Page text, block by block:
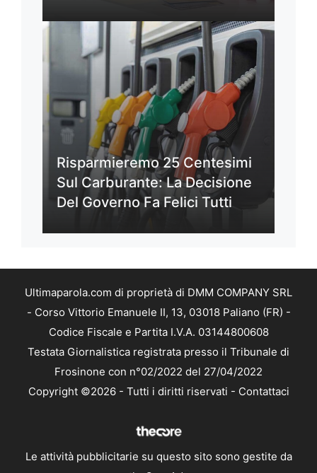
Risparmieremo 25 Centesimi
Sul Carburante: La Decisione
Del Governo Fa Felici Tutti
Ultimaparola.com di proprietà di DMM COMPANY SRL
- Corso Vittorio Emanuele II, 13, 03018 Paliano (FR) -
Codice Fiscale e Partita I.V.A. 03144800608
Testata Giornalistica registrata presso il Tribunale di
Frosinone con n°02/2022 del 27/04/2022
Copyright ©2026 - Tutti i diritti riservati - Contattaci
Le attività pubblicitarie su questo sito sono gestite da